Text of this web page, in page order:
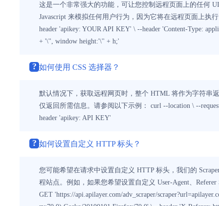
这是一个非常强大的功能，可让您控制远程页面上的任何
Javascript 来模拟任何用户行为，因为它将在远程页面上执行
header 'apikey: YOUR API KEY' \ --header 'Content-Type:
+ '\'', window height:'\'' + h;'
? 如何使用 CSS 选择器？
默认情况下，获取远程网页时，整个 HTML 将作为字符串
仅返回所需信息。请参阅以下示例： curl --location \ --request
header 'apikey: API KEY'
? 如何设置自定义 HTTP 标头？
您可能希望在请求中设置自定义 HTTP 标头，我们的
程站点。例如，如果您希望设置自定义 User-Agent、
GET 'https://api.apilayer.com/adv_scraper/